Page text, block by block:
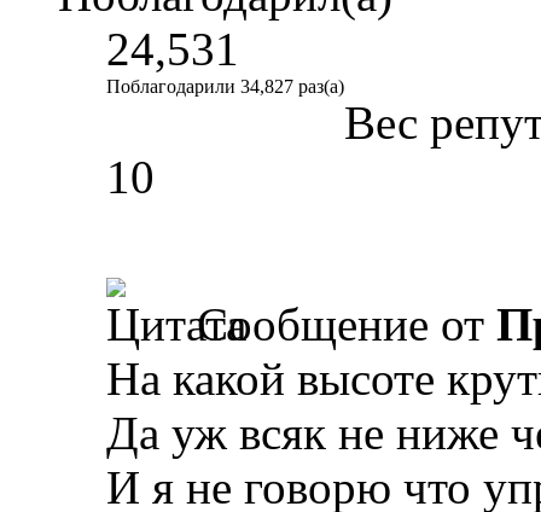
24,531
Поблагодарили 34,827 раз(а)
Вес
10
Сообщение от
На какой высоте
Да уж всяк не ниже
И я не говорю что